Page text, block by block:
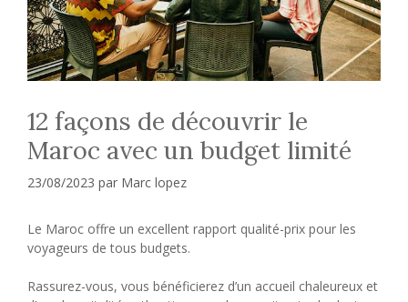
12 façons de découvrir le
Maroc avec un budget limité
23/08/2023 par Marc lopez
Le Maroc offre un excellent rapport qualité-prix pour les
voyageurs de tous budgets.
Rassurez-vous, vous bénéficierez d’un accueil chaleureux et